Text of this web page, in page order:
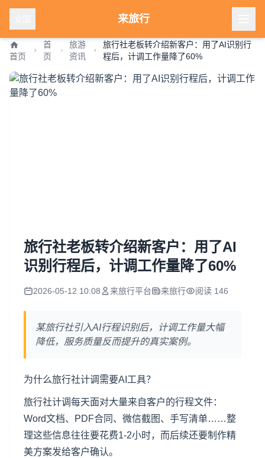
来旅行
首页
首
页
旅游
资讯
旅行社老板转介绍新客户：用了AI识别行
程后，计调工作量降了60%
旅行社老板转介绍新客户：用了AI
识别行程后，计调工作量降了60%
2026-05-12 10:08 来旅行平台 来旅行 阅读 146
某旅行社引入AI行程识别后，计调工作量大幅
降低，服务质量反而提升的真实案例。
为什么旅行社计调需要AI工具？
旅行社计调每天面对大量来自客户的行程文件：
Word文档、PDF合同、微信截图、手写清单……整
理这些信息往往要花费1-2小时，而后续还要制作精
美方案发给客户确认。